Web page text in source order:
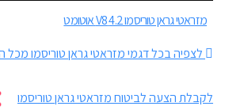
מזראטי גראן טוריסמו 4.2 V8 אוטומט
לצפיה בכל דגמי מזראטי גראן טוריסמו מכל
לקבלת הצעה לביטוח מזראטי גראן טוריסמו